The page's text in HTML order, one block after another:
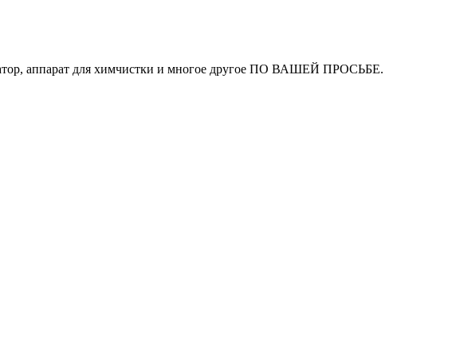
аппарат для химчистки и многое другое ПО ВАШЕЙ ПРОСЬБЕ.